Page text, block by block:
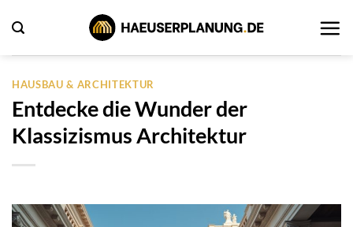
Inhalt
springen
HAUSBAU & ARCHITEKTUR
Entdecke die Wunder der
Klassizismus Architektur